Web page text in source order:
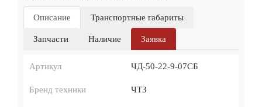
Описание Транспортные габариты
Запчасти Наличие Заявка
Артикул ЧД-50-22-9-07СБ
Бренд техники ЧТЗ